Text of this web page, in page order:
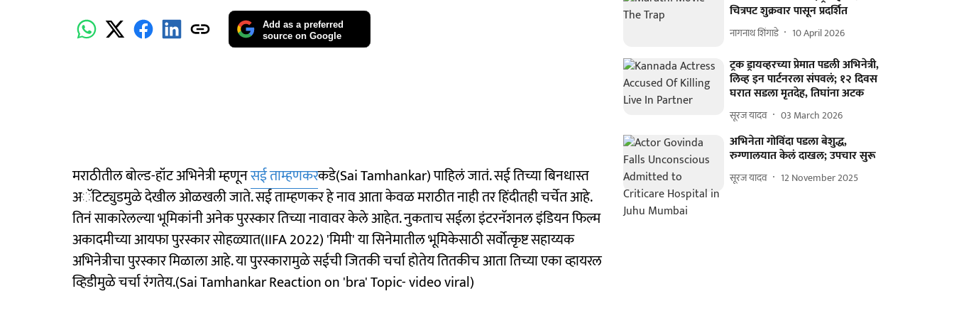
Add as a preferred
source on Google
मराठीतील बोल्ड-हॉट अभिनेत्री म्हणूनसई ताम्हणकरकडे(Sai Tamhankar) पाहिलं जातं. सई तिच्या बिनधास्त
अॅटिट्युडमुळे देखील ओळखली जाते. सई ताम्हणकर हे नाव आता केवळ मराठीत नाही तर हिंदीतही चर्चेत आहे.
तिनं साकारेलल्या भूमिकांनी अनेक पुरस्कार तिच्या नावावर केले आहेत. नुकताच सईला इंटरनॅशनल इंडियन फिल्म
अकादमीच्या आयफा पुरस्कार सोहळ्यात(IIFA 2022) 'मिमी' या सिनेमातील भूमिकेसाठी सर्वोत्कृष्ट सहाय्यक
अभिनेत्रीचा पुरस्कार मिळाला आहे. या पुरस्कारामुळे सईची जितकी चर्चा होतेय तितकीच आता तिच्या एका व्हायरल
व्हिडीमुळे चर्चा रंगतेय.(Sai Tamhankar Reaction on 'bra' Topic- video viral)
चित्रपट शुक्रवार पासून प्रदर्शित
नागनाथ शिंगाडे 10 April 2026
ट्रक ड्रायव्हरच्या प्रेमात पडली अभिनेत्री,
लिव्ह इन पार्टनरला संपवलं; १२ दिवस
घरात सडला मृतदेह, तिघांना अटक
सूरज यादव 03 March 2026
अभिनेता गोविंदा पडला बेशुद्ध,
रुग्णालयात केलं दाखल; उपचार सुरू
सूरज यादव 12 November 2025